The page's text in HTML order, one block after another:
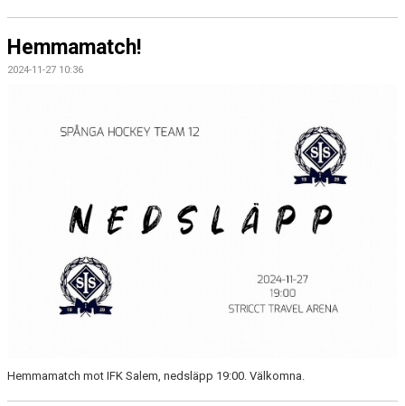
Hemmamatch!
2024-11-27 10:36
Hemmamatch mot IFK Salem, nedsläpp 19:00. Välkomna.